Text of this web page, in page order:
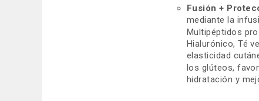
Fusión +
mediante la
Multipéptidos
Hialurónico, Té
elasticidad
los glúteos,
hidratación y